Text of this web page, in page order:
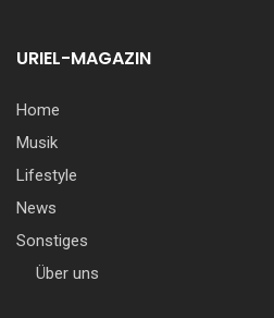
URIEL-MAGAZIN
Home
Musik
Lifestyle
News
Sonstiges
Über uns